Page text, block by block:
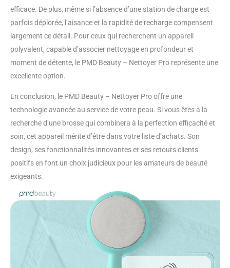
efficace. De plus, même si l’absence d’une station de charge est
parfois déplorée, l’aisance et la rapidité de recharge compensent
largement ce détail. Pour ceux qui recherchent un appareil
polyvalent, capable d’associer nettoyage en profondeur et
moment de détente, le PMD Beauty – Nettoyer Pro représente une
excellente option.
En conclusion, le PMD Beauty – Nettoyer Pro offre une
technologie avancée au service de votre peau. Si vous êtes à la
recherche d’une brosse qui combinera à la perfection efficacité et
soin, cet appareil mérite d’être dans votre liste d’achats. Son
design, ses fonctionnalités innovantes et ses retours clients
positifs en font un choix judicieux pour les amateurs de beauté
exigeants.